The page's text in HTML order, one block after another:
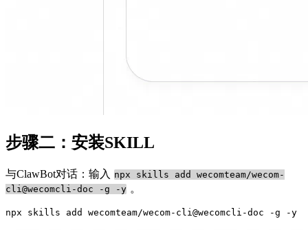
步骤二：安装SKILL
与ClawBot对话：输入 npx skills add wecomteam/wecom-
cli@wecomcli-doc -g -y 。